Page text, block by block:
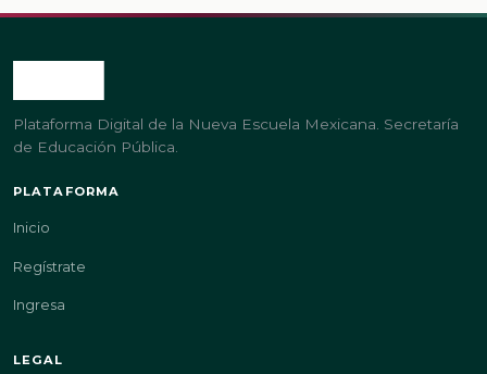
Plataforma Digital de la Nueva Escuela Mexicana. Secretaría
de Educación Pública.
PLATAFORMA
Inicio
Regístrate
Ingresa
LEGAL